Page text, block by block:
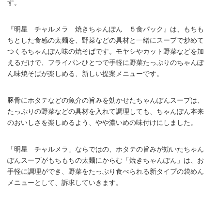
す。
『明星 チャルメラ 焼きちゃんぽん ５食パック』は、もちも
ちとした食感の太麺を、野菜などの具材と一緒にスープで炒めて
つくるちゃんぽん味の焼そばです。モヤシやカット野菜などを加
えるだけで、フライパンひとつで手軽に野菜たっぷりのちゃんぽ
ん味焼そばが楽しめる、新しい提案メニューです。
豚骨にホタテなどの魚介の旨みを効かせたちゃんぽんスープは、
たっぷりの野菜などの具材を入れて調理しても、ちゃんぽん本来
のおいしさを楽しめるよう、やや濃いめの味付けにしました。
「明星 チャルメラ」ならではの、ホタテの旨みが効いたちゃん
ぽんスープがもちもちの太麺にからむ「焼きちゃんぽん」は、お
手軽に調理ができ、野菜をたっぷり食べられる新タイプの袋めん
メニューとして、訴求していきます。